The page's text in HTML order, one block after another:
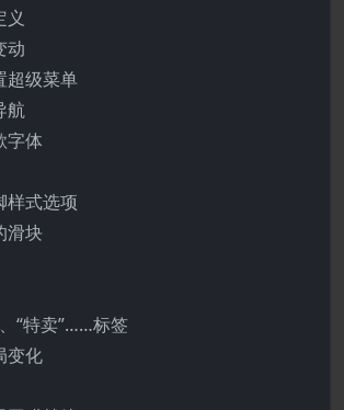
义
动
超级菜单
航
字体
样式选项
滑块
、“特卖”……标签
变化